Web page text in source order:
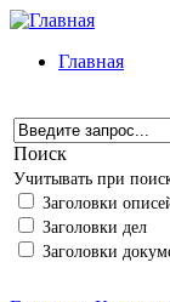
Главная
Поиск
Учитывать при
Заголовки
Заголовки дел
Заголовки